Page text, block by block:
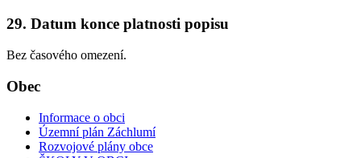
29. Datum konce platnosti popisu
Bez časového omezení.
Obec
Informace o obci
Územní plán Záchlumí
Rozvojové plány obce